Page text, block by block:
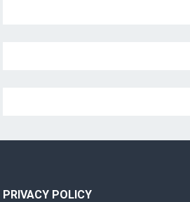
PRIVACY POLICY